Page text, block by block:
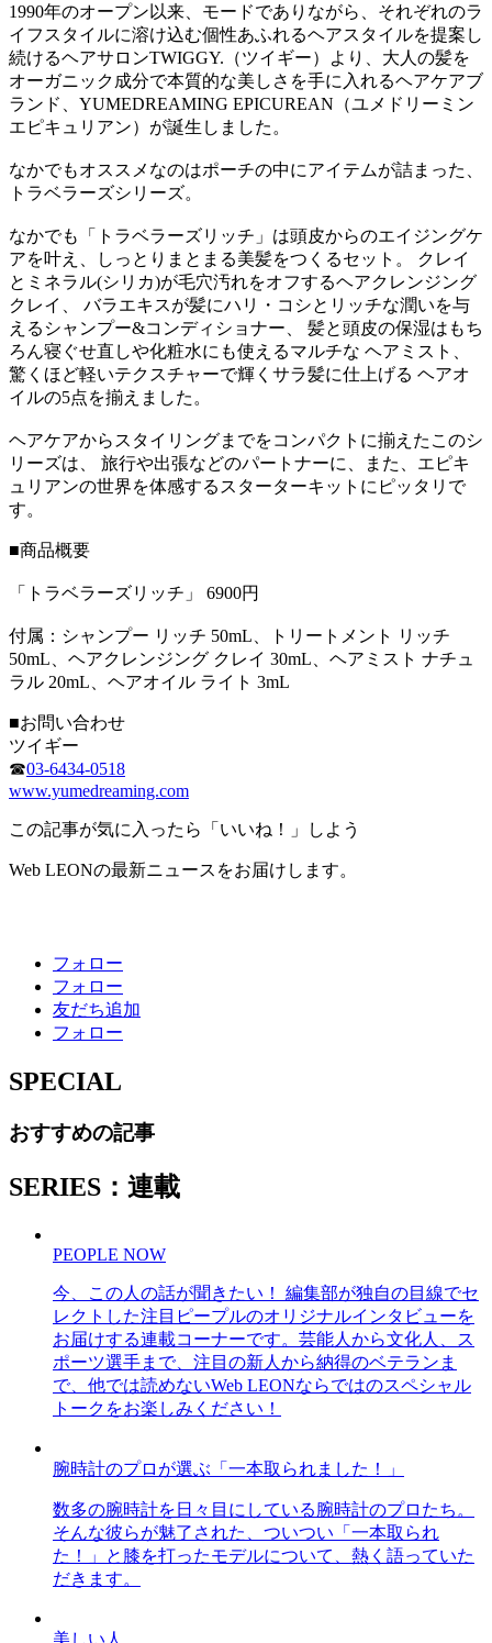
1990年のオープン以来、モードでありながら、それぞれのラ
イフスタイルに溶け込む個性あふれるヘアスタイルを提案し
続けるヘアサロンTWIGGY.（ツイギー）より、大人の髪を
オーガニック成分で本質的な美しさを手に入れるヘアケアブ
ランド、YUMEDREAMING EPICUREAN（ユメドリーミン
エピキュリアン）が誕生しました。
なかでもオススメなのはポーチの中にアイテムが詰まった、
トラベラーズシリーズ。
なかでも「トラベラーズリッチ」は頭皮からのエイジングケ
アを叶え、しっとりまとまる美髪をつくるセット。 クレイ
とミネラル(シリカ)が毛穴汚れをオフするヘアクレンジング
クレイ、 バラエキスが髪にハリ・コシとリッチな潤いを与
えるシャンプー&コンディショナー、 髪と頭皮の保湿はもち
ろん寝ぐせ直しや化粧水にも使えるマルチな ヘアミスト、
驚くほど軽いテクスチャーで輝くサラ髪に仕上げる ヘアオ
イルの5点を揃えました。
ヘアケアからスタイリングまでをコンパクトに揃えたこのシ
リーズは、 旅行や出張などのパートナーに、また、エピキ
ュリアンの世界を体感するスターターキットにピッタリで
す。
■商品概要
「トラベラーズリッチ」 6900円
付属：シャンプー リッチ 50mL、トリートメント リッチ
50mL、ヘアクレンジング クレイ 30mL、ヘアミスト ナチュ
ラル 20mL、ヘアオイル ライト 3mL
■お問い合わせ
ツイギー
☎03-6434-0518
www.yumedreaming.com
この記事が気に入ったら「いいね！」しよう
Web LEONの最新ニュースをお届けします。
フォロー
フォロー
友だち追加
フォロー
SPECIAL
おすすめの記事
SERIES：連載
PEOPLE NOW
今、この人の話が聞きたい！ 編集部が独自の目線でセ
レクトした注目ピープルのオリジナルインタビューを
お届けする連載コーナーです。芸能人から文化人、ス
ポーツ選手まで、注目の新人から納得のベテランま
で、他では読めないWeb LEONならではのスペシャル
トークをお楽しみください！
腕時計のプロが選ぶ「一本取られました！」
数多の腕時計を日々目にしている腕時計のプロたち。
そんな彼らが魅了された、ついつい「一本取られ
た！」と膝を打ったモデルについて、熱く語っていた
だきます。